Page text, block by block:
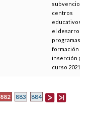
subvenciones
centros
educativos, para
el desarrollo de
programas de
formación e
inserción para
curso 2021-2022
882 883 884